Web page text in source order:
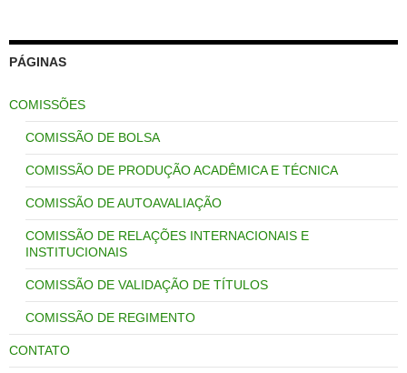
PÁGINAS
COMISSÕES
COMISSÃO DE BOLSA
COMISSÃO DE PRODUÇÃO ACADÊMICA E TÉCNICA
COMISSÃO DE AUTOAVALIAÇÃO
COMISSÃO DE RELAÇÕES INTERNACIONAIS E
INSTITUCIONAIS
COMISSÃO DE VALIDAÇÃO DE TÍTULOS
COMISSÃO DE REGIMENTO
CONTATO